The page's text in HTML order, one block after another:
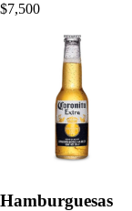
$7,500
Hamburguesas